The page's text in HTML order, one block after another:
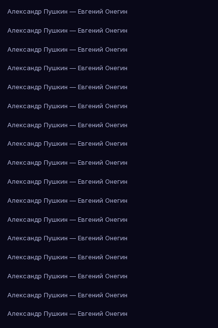
Александр Пушкин — Евгений Онегин
Александр Пушкин — Евгений Онегин
Александр Пушкин — Евгений Онегин
Александр Пушкин — Евгений Онегин
Александр Пушкин — Евгений Онегин
Александр Пушкин — Евгений Онегин
Александр Пушкин — Евгений Онегин
Александр Пушкин — Евгений Онегин
Александр Пушкин — Евгений Онегин
Александр Пушкин — Евгений Онегин
Александр Пушкин — Евгений Онегин
Александр Пушкин — Евгений Онегин
Александр Пушкин — Евгений Онегин
Александр Пушкин — Евгений Онегин
Александр Пушкин — Евгений Онегин
Александр Пушкин — Евгений Онегин
Александр Пушкин — Евгений Онегин